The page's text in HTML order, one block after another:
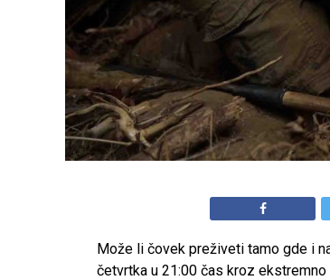
Može li čovek preživeti tamo gde i
četvrtka u 21:00 čas kroz